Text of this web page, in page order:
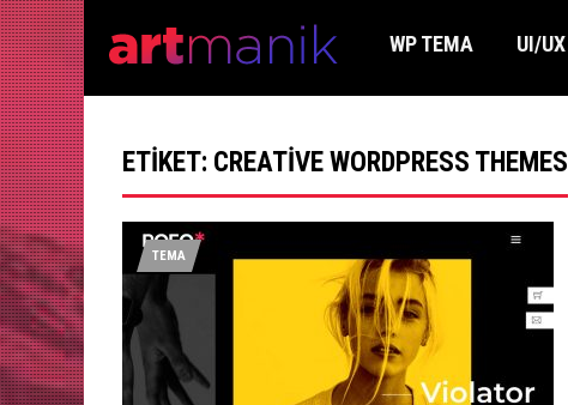
WP TEMA UI/UX
ETIKET: CREATIVE WORDPRESS THEMES
TEMA